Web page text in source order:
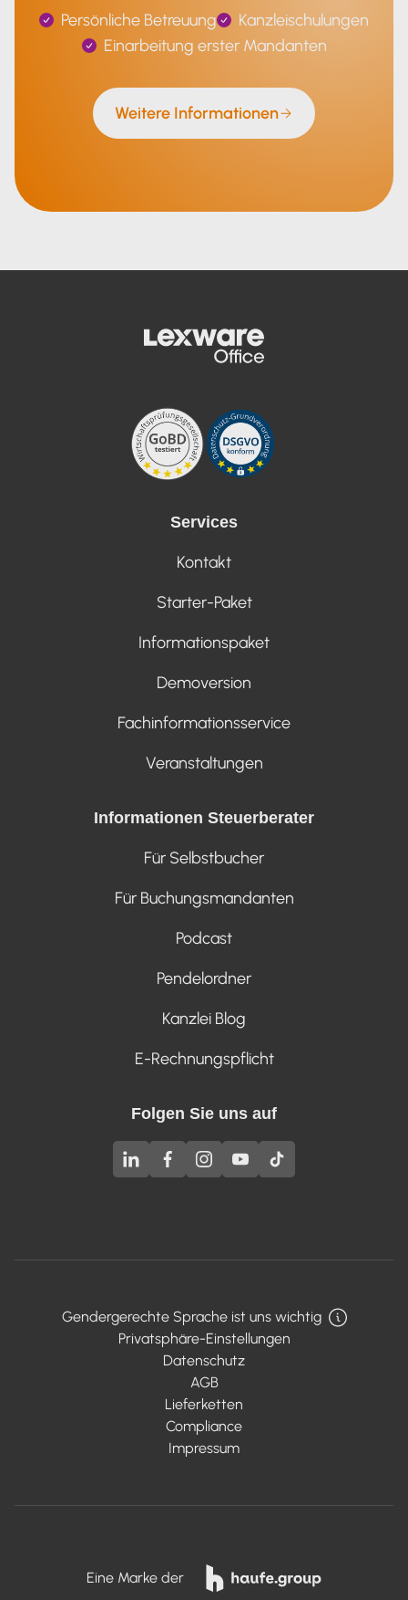
Persönliche Betreuung
Kanzleischulungen
Einarbeitung erster Mandanten
Weitere Informationen
Services
Kontakt
Starter-Paket
Informationspaket
Demoversion
Fachinformationsservice
Veranstaltungen
Informationen Steuerberater
Für Selbstbucher
Für Buchungsmandanten
Podcast
Pendelordner
Kanzlei Blog
E-Rechnungspflicht
Folgen Sie uns auf
Privatsphäre-Einstellungen
Datenschutz
AGB
Lieferketten
Compliance
Impressum
Gendergerechte Sprache ist uns wichtig
Eine Marke der